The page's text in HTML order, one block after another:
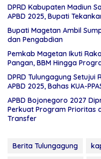
DPRD Kabupaten Madiun
APBD 2025, Bupati
Bupati Magetan Ambil
dan Pengabdian
Pemkab Magetan Ikuti
Pangan, BBM Hingga
DPRD Tulungagung
APBD 2025, Bahas KUA-
APBD Bojonegoro 2027
Perkuat Program Prioritas
Transfer
Berita Tulungagung